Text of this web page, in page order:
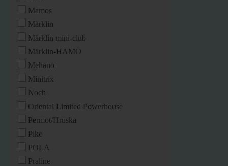
Mamos
Märklin
Märklin mini-club
Märklin-HAMO
Mehano
Minitrix
Noch
Oriental Limited Powerhouse
Permot/Hruska
Piko
POLA
Praline